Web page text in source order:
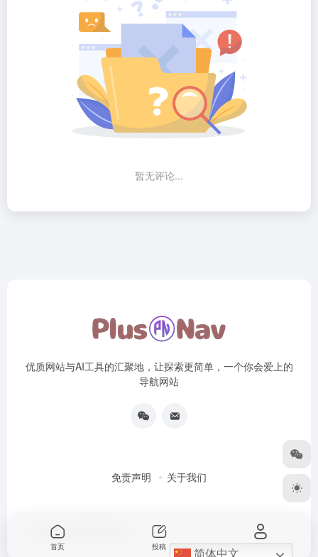
暂无评论...
优质网站与AI工具的汇聚地，让探索更简单，一个你会爱上的
导航网站
免责声明 关于我们
Copyright © 2026
简体中文
首页 投稿 我的